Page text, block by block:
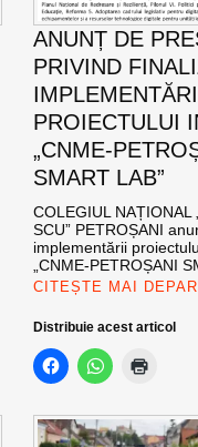
ANUNȚ DE
PRIVIND
PROIECTULUI
„CNME-
SMART LAB”
COLEGIUL NAȚIONAL
SCU” PETROȘANI
implementării
„CNME-PETROȘANI
CITEȘTE MAI
Distribuie acest articol